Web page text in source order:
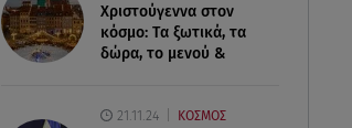
Χριστούγεννα στον
κόσμο: Tα ξωτικά, τα
δώρα, το μενού &
21.11.24 ΚΟΣΜΟΣ